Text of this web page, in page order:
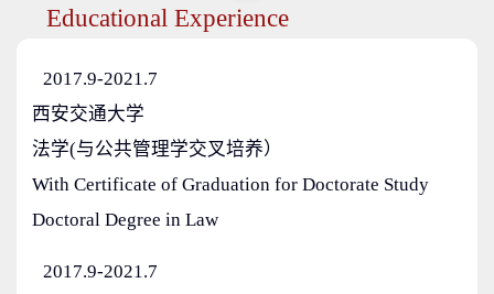
Educational Experience
2017.9-2021.7
西安交通大学
法学(与公共管理学交叉培养）
With Certificate of Graduation for Doctorate Study
Doctoral Degree in Law
2017.9-2021.7